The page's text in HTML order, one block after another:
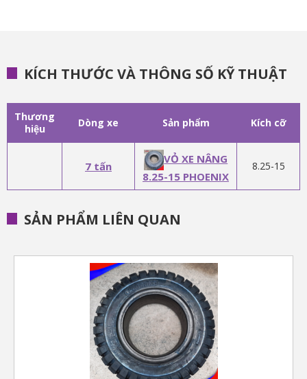
KÍCH THƯỚC VÀ THÔNG SỐ KỸ THUẬT
Thương
hiệu
Dòng xe Sản phẩm Kích cỡ
7 tấn
VỎ XE NÂNG
8.25-15 PHOENIX
8.25-15
SẢN PHẨM LIÊN QUAN